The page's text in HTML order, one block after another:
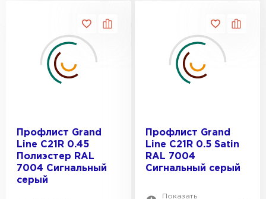
Профлист Grand
Line C21R 0.45
Полиэстер RAL
7004 Сигнальный
серый
Профлист Grand
Line C21R 0.5 Satin
RAL 7004
Сигнальный серый
Показать